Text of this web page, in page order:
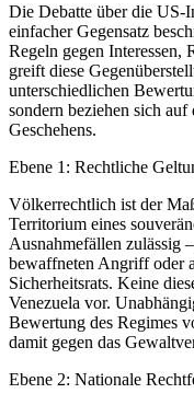
Die Debatte über die US-
einfacher Gegensatz
Regeln gegen Interessen,
greift diese
unterschiedlichen
sondern beziehen sich auf
Geschehens.
Ebene 1: Rechtliche
Völkerrechtlich ist der
Territorium eines
Ausnahmefällen zulässig
bewaffneten Angriff oder
Sicherheitsrats. Keine
Venezuela vor.
Bewertung des Regimes
damit gegen das
Ebene 2: Nationale